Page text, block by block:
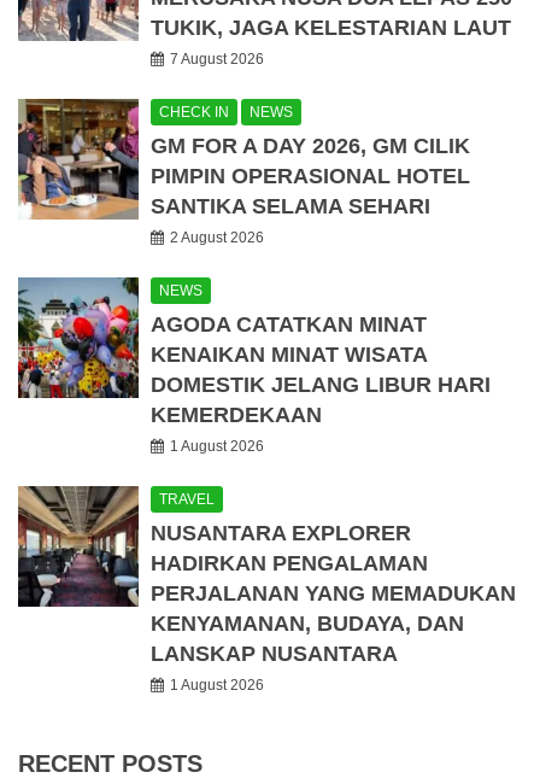
TUKIK, JAGA KELESTARIAN LAUT
7 August 2026
CHECK IN NEWS
GM FOR A DAY 2026, GM CILIK
PIMPIN OPERASIONAL HOTEL
SANTIKA SELAMA SEHARI
2 August 2026
NEWS
AGODA CATATKAN MINAT
KENAIKAN MINAT WISATA
DOMESTIK JELANG LIBUR HARI
KEMERDEKAAN
1 August 2026
TRAVEL
NUSANTARA EXPLORER
HADIRKAN PENGALAMAN
PERJALANAN YANG MEMADUKAN
KENYAMANAN, BUDAYA, DAN
LANSKAP NUSANTARA
1 August 2026
RECENT POSTS